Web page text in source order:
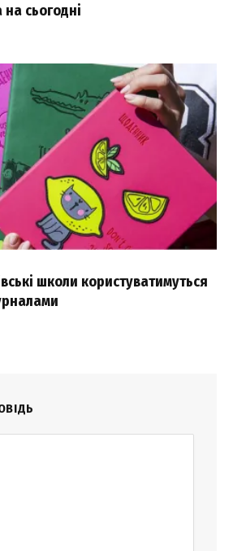
сьогодні
школи користуватимуться